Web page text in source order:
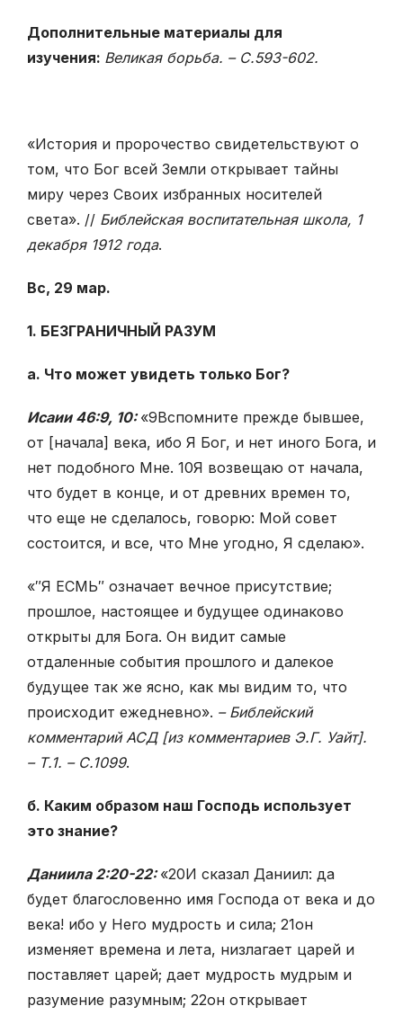
Дополнительные материалы для
изучения: Великая борьба. – С.593-602.
«История и пророчество свидетельствуют о
том, что Бог всей Земли открывает тайны
миру через Своих избранных носителей
света». // Библейская воспитательная школа, 1
декабря 1912 года.
Вс, 29 мар.
1. БЕЗГРАНИЧНЫЙ РАЗУМ
а. Что может увидеть только Бог?
Исаии 46:9, 10:«9Вспомните прежде бывшее,
от [начала] века, ибо Я Бог, и нет иного Бога, и
нет подобного Мне. 10Я возвещаю от начала,
что будет в конце, и от древних времен то,
что еще не сделалось, говорю: Мой совет
состоится, и все, что Мне угодно, Я сделаю».
«″Я ЕСМЬ″ означает вечное присутствие;
прошлое, настоящее и будущее одинаково
открыты для Бога. Он видит самые
отдаленные события прошлого и далекое
будущее так же ясно, как мы видим то, что
происходит ежедневно». – Библейский
комментарий АСД [из комментариев Э.Г. Уайт].
– Т.1. – С.1099.
б. Каким образом наш Господь использует
это знание?
Даниила 2:20-22:«20И сказал Даниил: да
будет благословенно имя Господа от века и до
века! ибо у Него мудрость и сила; 21он
изменяет времена и лета, низлагает царей и
поставляет царей; дает мудрость мудрым и
разумение разумным; 22он открывает